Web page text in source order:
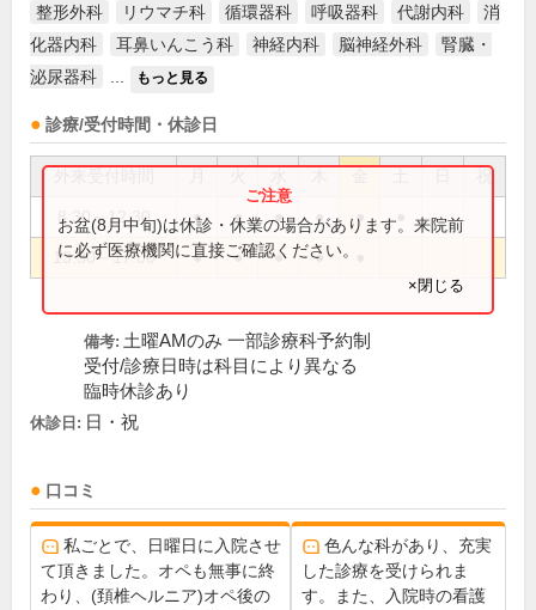
整形外科 リウマチ科 循環器科 呼吸器科 代謝内科
消
化器内科
耳鼻いんこう科 神経内科 脳神経外科
腎臓・
泌尿器科
もっと見る
診療/受付時間・休診日
祝
8:30～12:30 ● ● ● ● ●
13:30～17:00 ● ● ● ●
お盆(8月中旬)は休診・休業の場合があります。来院前
に必ず医療機関に直接ご確認ください。
×閉じる
備考: 土曜AMのみ 一部診療科予約制
受付/診療日時は科目により異なる
臨時休診あり
休診日: 日・祝
口コミ
私ごとで、日曜日に入院させ
て頂きました。オペも無事に終
わり、(頚椎ヘルニア)オペ後の
色んな科があり、充実
した診療を受けられま
す。また、入院時の看護